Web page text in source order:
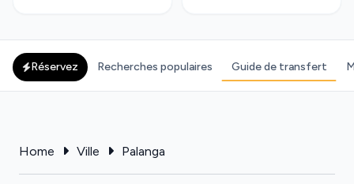
Réservez Recherches populaires Guide de transfert
Home Ville Palanga